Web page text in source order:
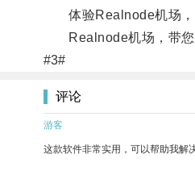
体验Realnode机场，
Realnode机场，带您
#3#
评论
游客
这款软件非常实用，可以帮助我解